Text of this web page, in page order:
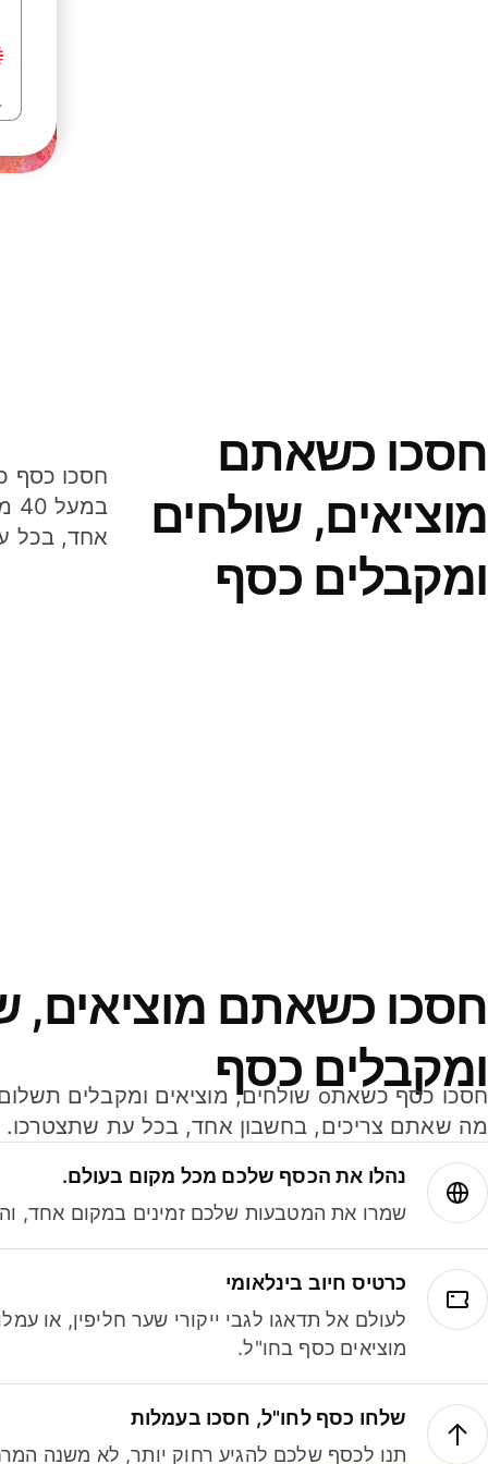
חסכו כשאתם
מוציאים, שולחים
ומקבלים כסף
אחד, בכל
חסכו כשאתם מוציאים,
ומקבלים כסף
מה שאתם צריכים, בחשבון אחד, בכל עת שתצטרכו.
נהלו את הכסף שלכם מכל מקום בעולם.
שמרו את המטבעות שלכם זמינים במקום אחד,
כרטיס חיוב בינלאומי
לעולם אל תדאגו לגבי ייקורי שער חליפין, או
מוציאים כסף בחו"ל.
שלחו כסף לחו"ל, חסכו בעמלות
תנו לכסף שלכם להגיע רחוק יותר, לא משנה